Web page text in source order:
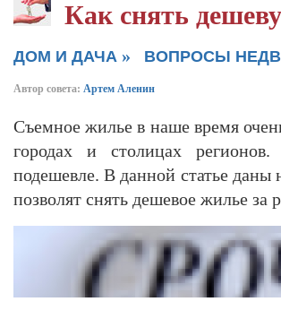
Как снять
ДОМ И ДАЧА » ВОПРОСЫ
Автор совета: Артем Аленин
Съемное жилье в наше время
городах и столицах
подешевле. В данной статье даны
позволят снять дешевое жилье за